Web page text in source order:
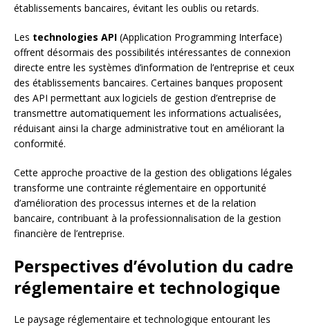
établissements bancaires, évitant les oublis ou retards.
Les technologies API (Application Programming Interface)
offrent désormais des possibilités intéressantes de connexion
directe entre les systèmes d’information de l’entreprise et ceux
des établissements bancaires. Certaines banques proposent
des API permettant aux logiciels de gestion d’entreprise de
transmettre automatiquement les informations actualisées,
réduisant ainsi la charge administrative tout en améliorant la
conformité.
Cette approche proactive de la gestion des obligations légales
transforme une contrainte réglementaire en opportunité
d’amélioration des processus internes et de la relation
bancaire, contribuant à la professionnalisation de la gestion
financière de l’entreprise.
Perspectives d’évolution du cadre
réglementaire et technologique
Le paysage réglementaire et technologique entourant les